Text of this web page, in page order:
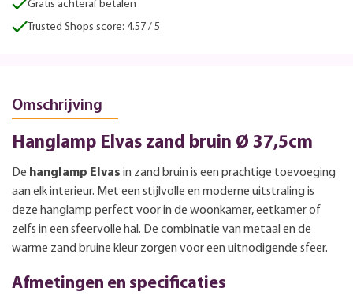
Gratis achteraf betalen
Trusted Shops score: 4.57 / 5
Omschrijving
Hanglamp Elvas zand bruin Ø 37,5cm
De hanglamp Elvas in zand bruin is een prachtige toevoeging
aan elk interieur. Met een stijlvolle en moderne uitstraling is
deze hanglamp perfect voor in de woonkamer, eetkamer of
zelfs in een sfeervolle hal. De combinatie van metaal en de
warme zand bruine kleur zorgen voor een uitnodigende sfeer.
Afmetingen en specificaties